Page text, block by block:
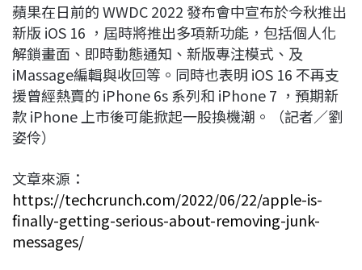
蘋果在日前的 WWDC 2022 發布會中宣布於今秋推出
新版 iOS 16 ，屆時將推出多項新功能，包括個人化
解鎖畫面、即時動態通知、新版專注模式、及
iMassage編輯與收回等。同時也表明 iOS 16 不再支
援曾經熱賣的 iPhone 6s 系列和 iPhone 7 ，預期新
款 iPhone 上市後可能掀起一股換機潮。（記者／劉
姿伶）
文章來源：
https://techcrunch.com/2022/06/22/apple-is-
finally-getting-serious-about-removing-junk-
messages/